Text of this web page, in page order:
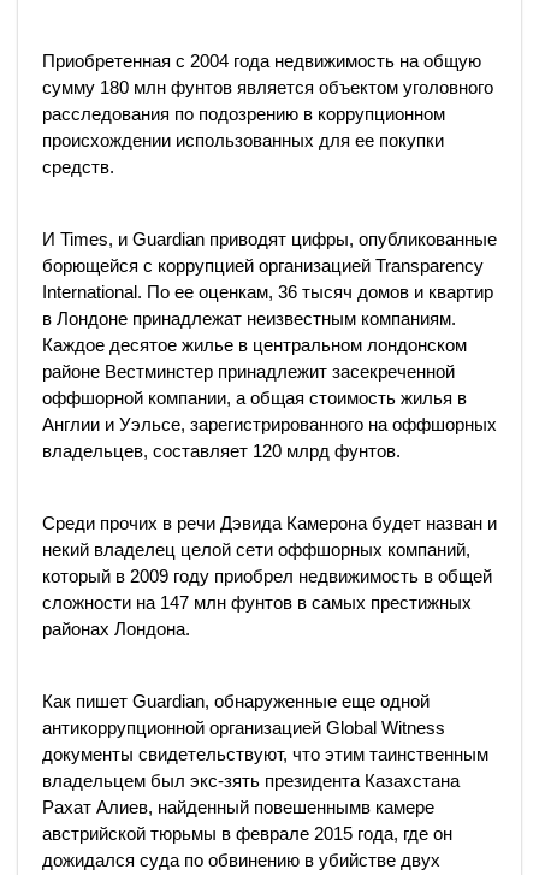
Приобретенная с 2004 года недвижимость на общую
сумму 180 млн фунтов является объектом уголовного
расследования по подозрению в коррупционном
происхождении использованных для ее покупки
средств.
И Times, и Guardian приводят цифры, опубликованные
борющейся с коррупцией организацией Transparency
International. По ее оценкам, 36 тысяч домов и квартир
в Лондоне принадлежат неизвестным компаниям.
Каждое десятое жилье в центральном лондонском
районе Вестминстер принадлежит засекреченной
оффшорной компании, а общая стоимость жилья в
Англии и Уэльсе, зарегистрированного на оффшорных
владельцев, составляет 120 млрд фунтов.
Среди прочих в речи Дэвида Камерона будет назван и
некий владелец целой сети оффшорных компаний,
который в 2009 году приобрел недвижимость в общей
сложности на 147 млн фунтов в самых престижных
районах Лондона.
Как пишет Guardian, обнаруженные еще одной
антикоррупционной организацией Global Witness
документы свидетельствуют, что этим таинственным
владельцем был экс-зять президента Казахстана
Рахат Алиев, найденный повешеннымв камере
австрийской тюрьмы в феврале 2015 года, где он
дожидался суда по обвинению в убийстве двух